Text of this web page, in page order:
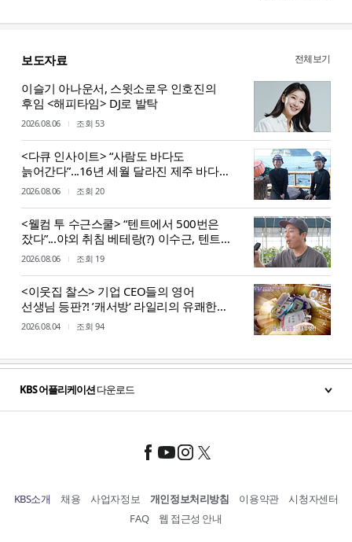
보도자료
이슬기 아나운서, 스윗소로우 인호진의
후임 <해피타임> DJ로 발탁
2026.08.06 조회 53
<다큐 인사이트> “사람도 바다도
늙어간다”...16년 세월 달라진 제주 바다,
해녀들의 기록
2026.08.06 조회 20
<웰컴 투 수근스쿨> “텐트에서 500번은
잤다”...야외 취침 베테랑(?) 이수근, 텐트
설치 중 굴욕?!
2026.08.06 조회 19
<이웃집 찰스> 기업 CEO들의 영어
선생님 등판?! ’캐서방‘ 라일리의 유쾌한
이중생활
2026.08.04 조회 94
전체보기
KBS 어플리케이션다운로드
KBS소개 채용 사업자정보 개인정보처리방침 이용약관
시청자센터
FAQ
웹 접근성 안내